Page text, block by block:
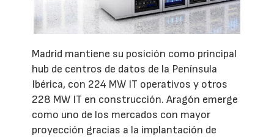
Madrid mantiene su posición como principal
hub de centros de datos de la Península
Ibérica, con 224 MW IT operativos y otros
228 MW IT en construcción. Aragón emerge
como uno de los mercados con mayor
proyección gracias a la implantación de